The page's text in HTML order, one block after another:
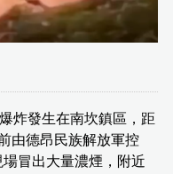
炸發生在南坎鎮區，距
由德昂民族解放軍控
冒出大量濃煙，附近